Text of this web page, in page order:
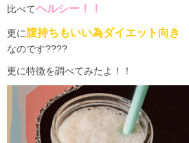
比べてヘルシー！！
更に腹持ちもいい為ダイエット向き
なのです????
更に特徴を調べてみたよ！！